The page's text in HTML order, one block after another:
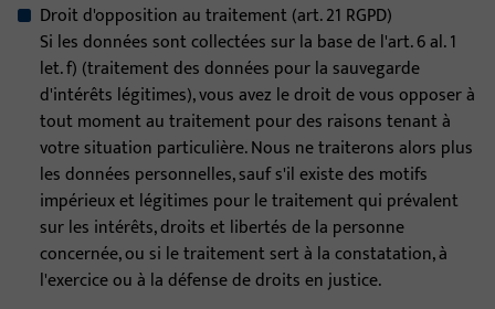
Droit d'opposition au traitement (art. 21 RGPD)
Si les données sont collectées sur la base de l'art. 6 al. 1
let. f) (traitement des données pour la sauvegarde
d'intérêts légitimes), vous avez le droit de vous opposer à
tout moment au traitement pour des raisons tenant à
votre situation particulière. Nous ne traiterons alors plus
les données personnelles, sauf s'il existe des motifs
impérieux et légitimes pour le traitement qui prévalent
sur les intérêts, droits et libertés de la personne
concernée, ou si le traitement sert à la constatation, à
l'exercice ou à la défense de droits en justice.